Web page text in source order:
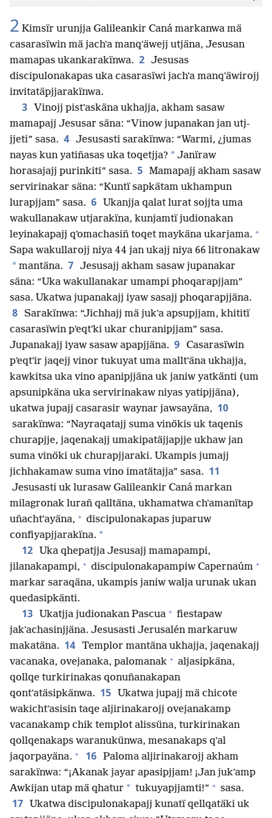
2 Kimsïr urunjja Galileankir Caná markanwa mä
casarasïwin mä jachʼa manqʼäwejj utjäna, Jesusan
mamapas ukankarakïnwa. 2 Jesusas
discipulonakapas uka casarasïwi jachʼa manqʼäwirojj
invitatäpjjarakïnwa.
3
Vinojj pistʼaskäna ukhajja, akham sasaw
mamapajj Jesusar säna: “Vinow jupanakan jan utj-
jjeti” sasa. 4 Jesusasti sarakïnwa: “Warmi, ¿jumas
nayas kun yatiñasas uka toqetjja? * Janïraw
horasajajj purinkiti” sasa. 5 Mamapajj akham sasaw
servirinakar säna: “Kuntï sapkätam ukhampun
lurapjjam” sasa. 6
Ukanjja qalat lurat sojjta uma
wakullanakaw utjarakïna, kunjamtï judionakan
leyinakapajj qʼomachasiñ toqet maykäna ukarjama. +
Sapa wakullarojj niya 44 jan ukajj niya 66 litronakaw
* mantäna. 7 Jesusajj akham sasaw jupanakar
säna: “Uka wakullanakar umampi phoqarapjjam”
sasa. Ukatwa jupanakajj iyaw sasajj phoqarapjjäna.
8 Sarakïnwa: “Jichhajj mä jukʼa apsupjjam, khititï
casarasïwin pʼeqtʼki ukar churanipjjam” sasa.
Jupanakajj iyaw sasaw apapjjäna. 9 Casarasïwin
pʼeqtʼir jaqejj vinor tukuyat uma malltʼäna ukhajja,
kawkitsa uka vino apanipjjäna uk janiw yatkänti (um
apsunipkäna uka servirinakaw niyas yatipjjäna),
ukatwa jupajj casarasir waynar jawsayäna, 10
sarakïnwa: “Nayraqatajj suma vinökis uk taqenis
churapjje, jaqenakajj umakipatäjjapjje ukhaw jan
suma vinöki uk churapjjaraki. Ukampis jumajj
jichhakamaw suma vino imatätajja” sasa. 11
Jesusasti uk lurasaw Galileankir Caná markan
milagronak lurañ qalltäna, ukhamatwa chʼamanïtap
uñachtʼayäna, + discipulonakapas juparuw
confiyapjjarakïna. *
12
Uka qhepatjja Jesusajj mamapampi,
jilanakapampi, + discipulonakapampiw Capernaúm +
markar saraqäna, ukampis janiw walja urunak ukan
quedasipkänti.
13 Ukatjja judionakan Pascua + fiestapaw
jakʼachasinjjäna. Jesusasti Jerusalén markaruw
makatäna. 14 Templor mantäna ukhajja, jaqenakajj
vacanaka, ovejanaka, palomanak + aljasipkäna,
qollqe turkirinakas qonuñanakapan
qontʼatäsipkänwa. 15
Ukatwa jupajj mä chicote
wakichtʼasisin taqe aljirinakarojj ovejanakamp
vacanakamp chik templot alissüna, turkirinakan
qollqenakaps waranukünwa, mesanakaps qʼal
jaqorpayäna. + 16 Paloma aljirinakarojj akham
sarakïnwa: “¡Akanak jayar apasipjjam! ¡Jan jukʼamp
Awkijan utap mä qhatur * tukuyapjjamti!” + sasa.
17
Ukatwa discipulonakapajj kunatï qellqatäki uk